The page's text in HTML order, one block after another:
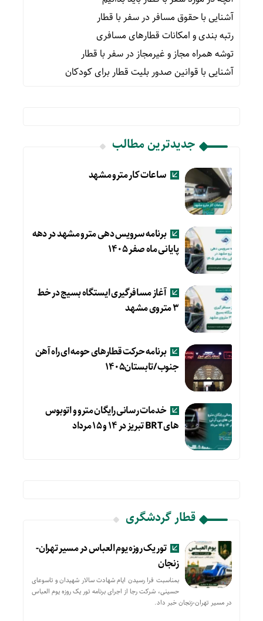
آشنایی با حقوق مسافر در سفر با قطار
رتبه بندی و امکانات قطارهای مسافری
توشه همراه مجاز و غیرمجاز در سفر با قطار
آشنایی با قوانین صدور بلیت قطار برای کودکان
جدیدترین مطالب
ساعات کار مترو مشهد
برنامه سرویس دهی مترو مشهد در دهه
پایانی ماه صفر ۱۴۰۵
آغاز مسافرگیری ایستگاه بسیج در خط
۳ متروی مشهد
برنامه حرکت قطارهای حومه ای راه آهن
جنوب/تابستان۱۴۰۵
خدمات رسانی رایگان مترو و اتوبوس
های BRT تبریز در ۱۴ و ۱۵ مرداد
قطار گردشگری
تور یک روزه یوم العباس در مسیر تهران-
زنجان
بمناسبت فرا رسیدن ایام شهادت سالار شهیدان و تاسوعای
حسینی، شرکت رجا از اجرای برنامه تور یک روزه یوم العباس
در مسیر تهران-زنجان خبر داد.